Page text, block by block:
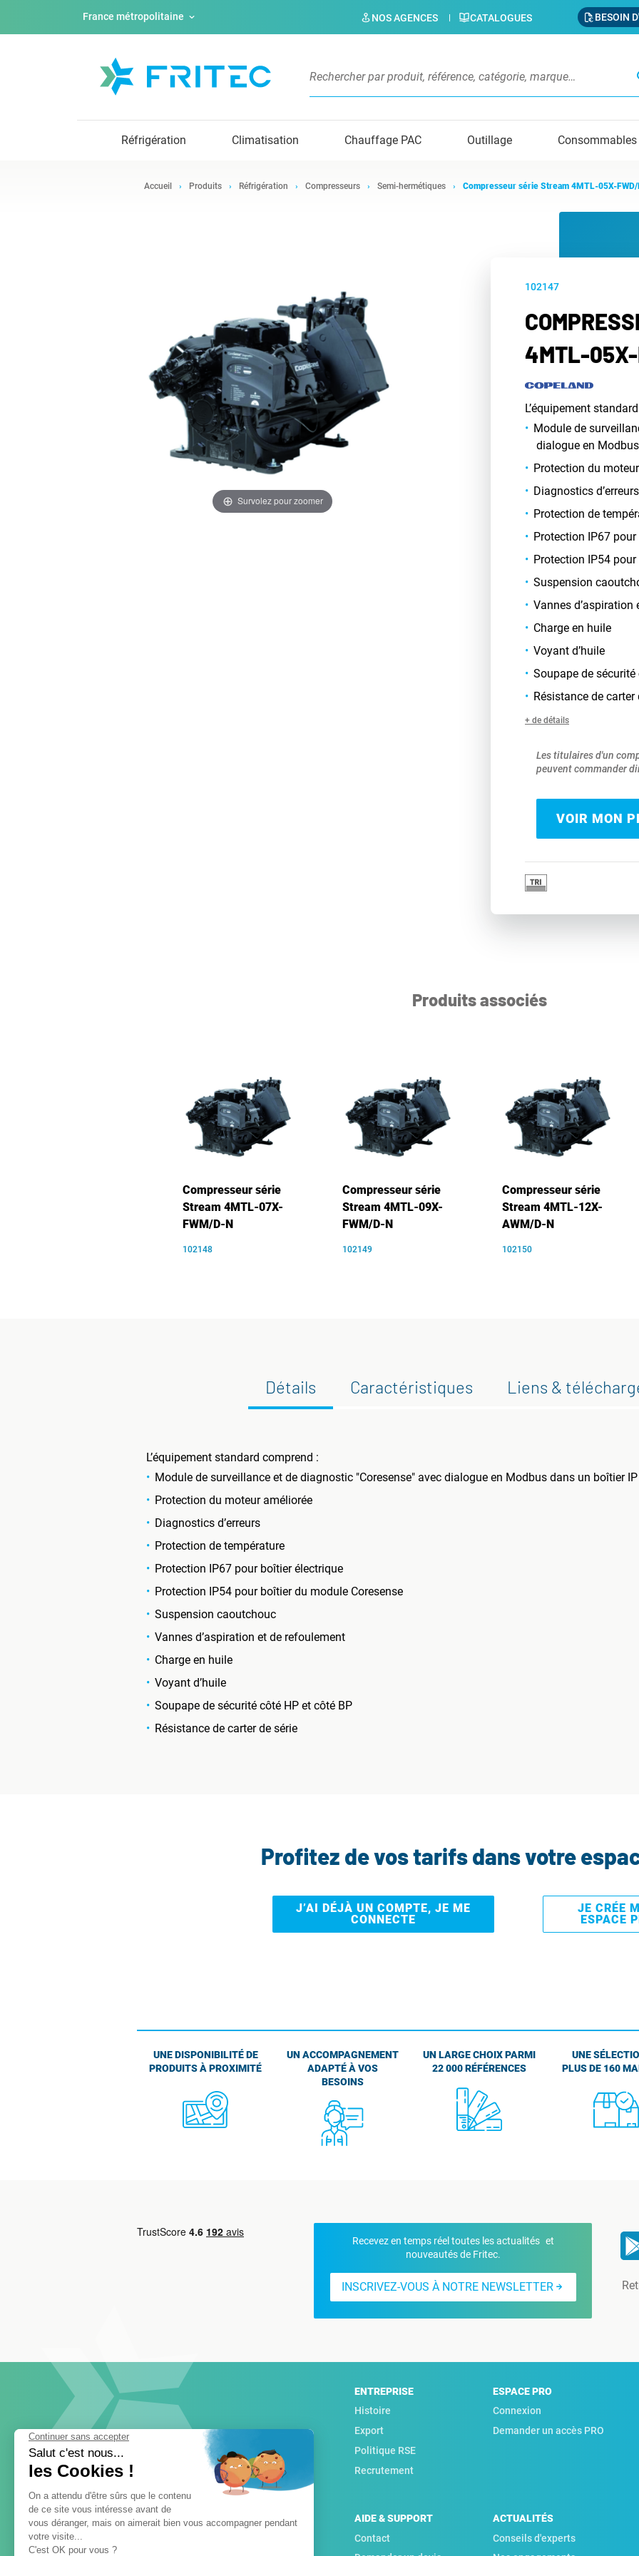
France métropolitaine NOS AGENCES CATALOGUES BESOIN
Réfrigération Climatisation Chauffage PAC Outillage Consommables
Accueil Produits Réfrigération Compresseurs Semi-hermétiques Compresseur série Stream 4MTL-05X-FWD/
Survolez pour zoomer
102147
4MTL-
L’équipement
Module de
dialogue en
Protection du
Diagnostics d’erreurs
Protection de
Protection IP67
Protection IP54
Suspension
Vannes d’aspiration
Charge en huile
Voyant d’huile
Soupape de
Résistance de carter
+ de détails
Les titulaires d'un
peuvent commander
VOIR MON
Produits associés
Compresseur série
Stream 4MTL-07X-
FWM/D-N
102148
Compresseur série
Stream 4MTL-09X-
FWM/D-N
102149
Compresseur série
Stream 4MTL-12X-
AWM/D-N
102150
Détails Caractéristiques Liens &
L’équipement standard comprend :
Module de surveillance et de diagnostic "Coresense" avec dialogue en Modbus dans un boîtier
Protection du moteur améliorée
Diagnostics d’erreurs
Protection de température
Protection IP67 pour boîtier électrique
Protection IP54 pour boîtier du module Coresense
Suspension caoutchouc
Vannes d’aspiration et de refoulement
Charge en huile
Voyant d’huile
Soupape de sécurité côté HP et côté BP
Résistance de carter de série
Profitez de vos tarifs dans votre
J’AI DÉJÀ UN COMPTE, JE ME
CONNECTE
JE CRÉE
ESPACE
UNE DISPONIBILITÉ DE
PRODUITS À PROXIMITÉ
UN ACCOMPAGNEMENT
ADAPTÉ À VOS
BESOINS
UN LARGE CHOIX PARMI
22 000 RÉFÉRENCES
UNE
PLUS DE 160
Recevez en temps réel toutes les actualités et
nouveautés de Fritec.
INSCRIVEZ-VOUS À NOTRE NEWSLETTER
ENTREPRISE
Histoire
Export
Politique RSE
Recrutement
ESPACE PRO
Connexion
Demander un accès PRO
AIDE & SUPPORT
Contact
ACTUALITÉS
Conseils d'experts